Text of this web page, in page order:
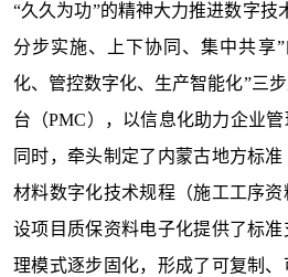
“久久为功”的精神大力推进数字技
分步实施、上下协同、集中共享
化、管控数字化、生产智能化”三
台（PMC），以信息化助力企业管
同时，牵头制定了内蒙古地方标
材料数字化技术规程（施工工序
设项目质保资料电子化提供了标
理模式逐步固化，形成了可复制